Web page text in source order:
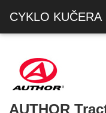
CYKLO KUČERA
AUTHOR